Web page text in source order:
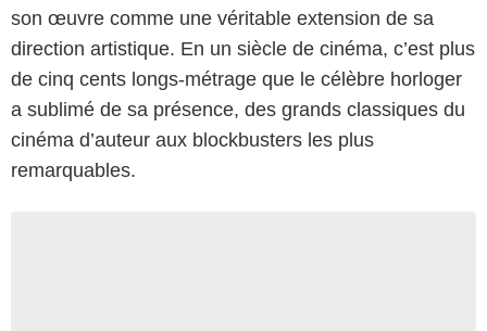
son œuvre comme une véritable extension de sa
direction artistique. En un siècle de cinéma, c’est plus
de cinq cents longs-métrage que le célèbre horloger
a sublimé de sa présence, des grands classiques du
cinéma d’auteur aux blockbusters les plus
remarquables.